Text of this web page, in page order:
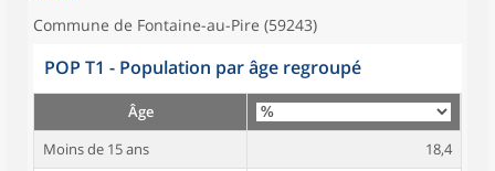
Commune de Fontaine-au-Pire (59243)
POP T1 - Population par âge regroupé
Âge
Moins de 15 ans
18,4